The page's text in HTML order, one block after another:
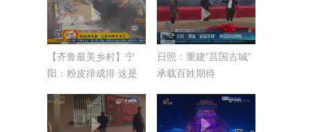
【齐鲁最美乡村】宁
阳：粉皮排成排 这是
日照：重建“莒国古城”
承载百姓期待